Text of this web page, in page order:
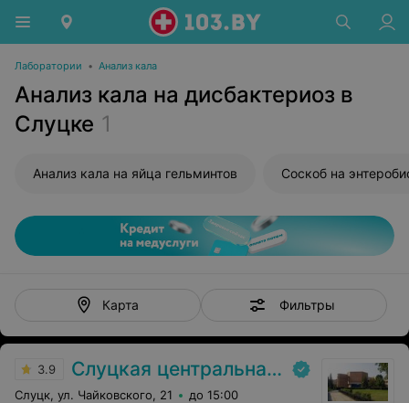
Лаборатории • Анализ кала
Анализ кала на дисбактериоз в
Слуцке 1
Анализ кала на яйца гельминтов Соскоб на
Карта Фильтры
3.9 Слуцкая центральная районная больница
Слуцк, ул. Чайковского, 21 до 15:00